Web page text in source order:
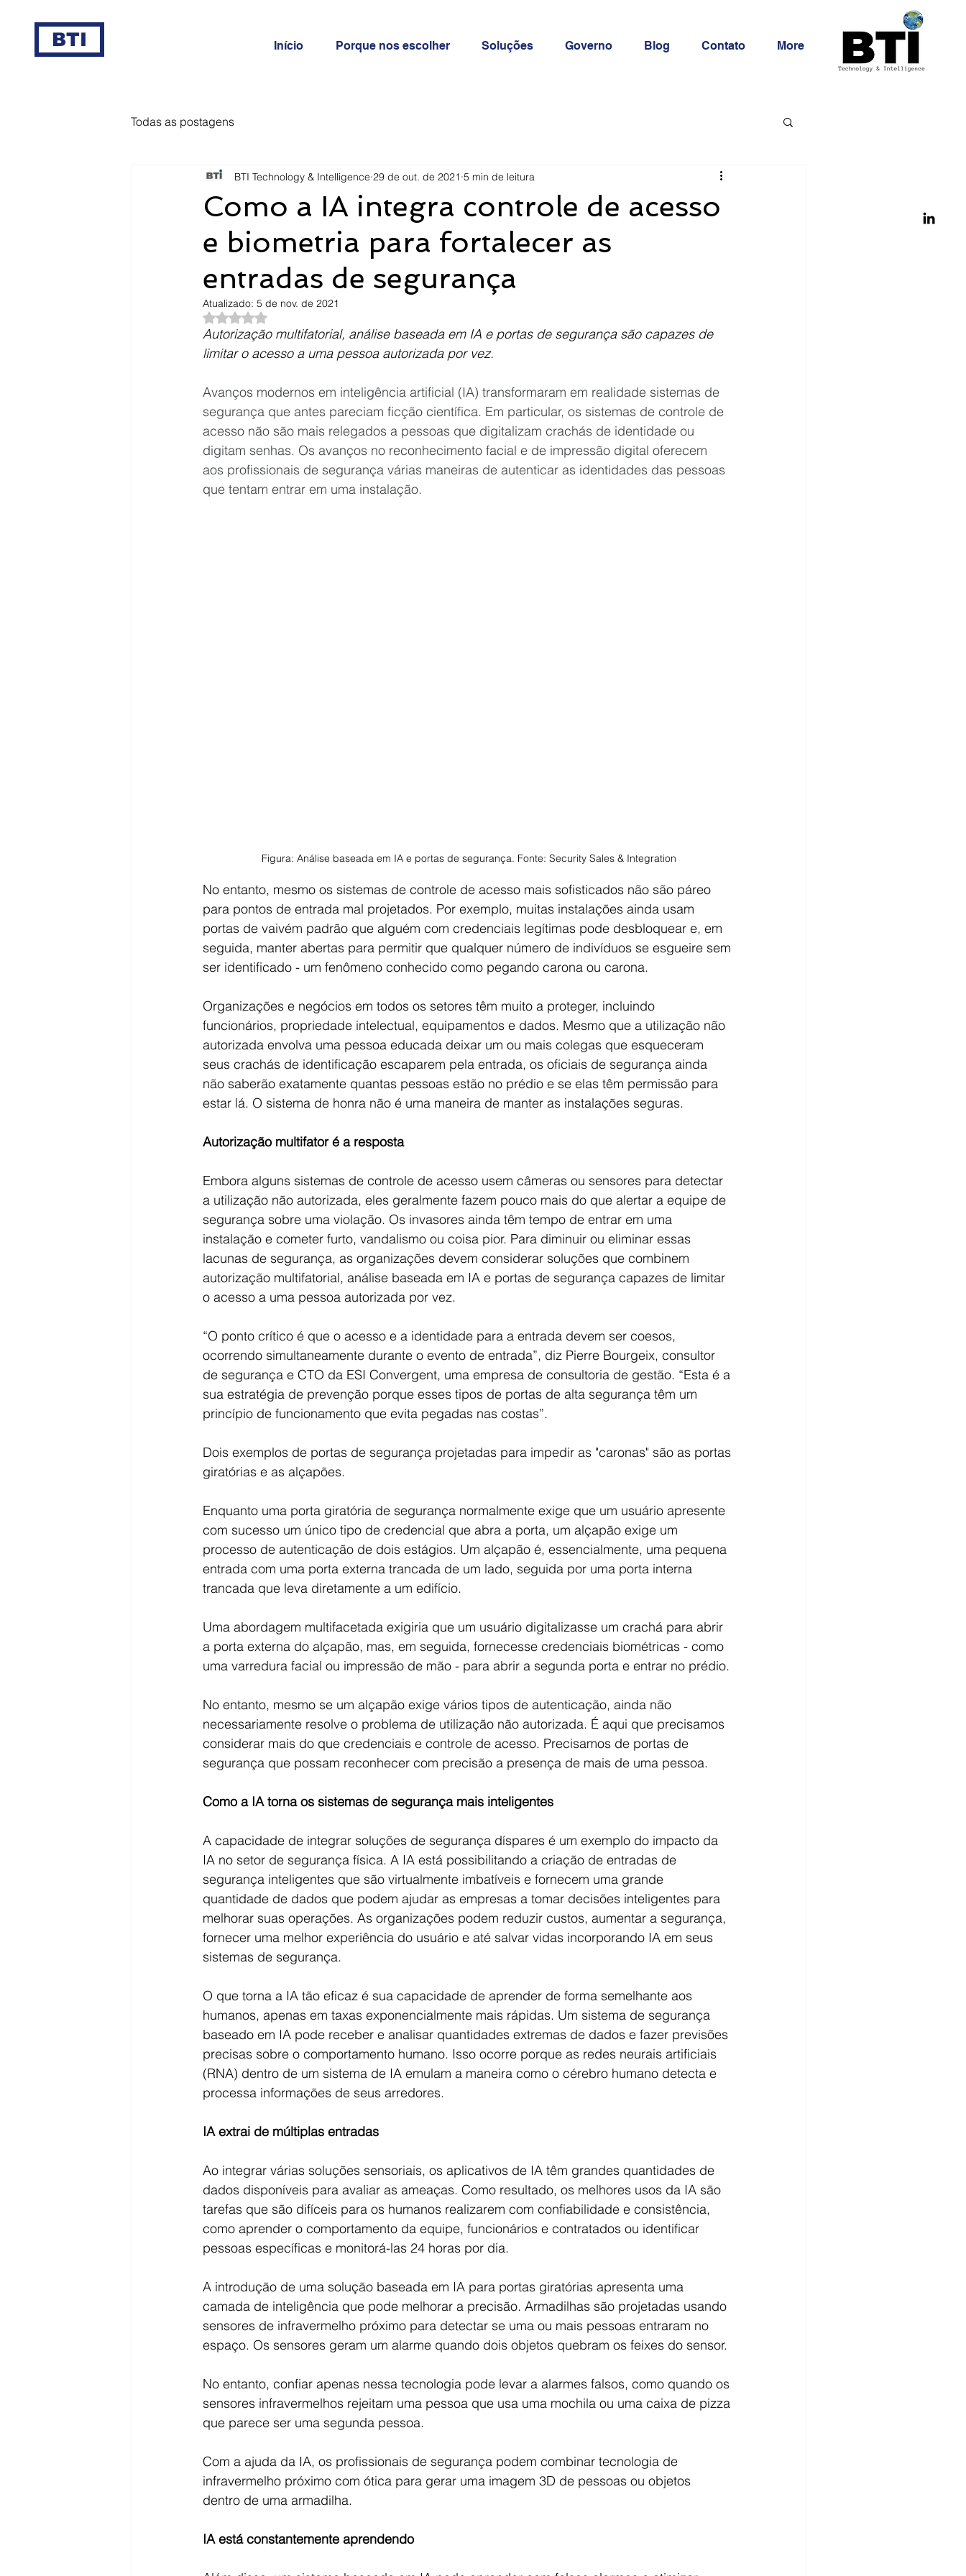
BTI Início Porque nos escolher Soluções Governo Blog Contato More
Todas as postagens
Como a IA integra controle de acesso
e biometria para fortalecer as
entradas de segurança
BTI Technology & Intelligence 29 de out. de 2021 5 min de leitura
Atualizado: 5 de nov. de 2021
Avaliado com NaN de 5 estrelas.
Autorização multifatorial, análise baseada em IA e portas de segurança são capazes de
limitar o acesso a uma pessoa autorizada por vez.
Avanços modernos em inteligência artificial (IA) transformaram em realidade sistemas de
segurança que antes pareciam ficção científica. Em particular, os sistemas de controle de
acesso não são mais relegados a pessoas que digitalizam crachás de identidade ou
digitam senhas. Os avanços no reconhecimento facial e de impressão digital oferecem
aos profissionais de segurança várias maneiras de autenticar as identidades das pessoas
que tentam entrar em uma instalação.
Figura: Análise baseada em IA e portas de segurança. Fonte: Security Sales & Integration
No entanto, mesmo os sistemas de controle de acesso mais sofisticados não são páreo
para pontos de entrada mal projetados. Por exemplo, muitas instalações ainda usam
portas de vaivém padrão que alguém com credenciais legítimas pode desbloquear e, em
seguida, manter abertas para permitir que qualquer número de indivíduos se esgueire sem
ser identificado - um fenômeno conhecido como pegando carona ou carona.
Organizações e negócios em todos os setores têm muito a proteger, incluindo
funcionários, propriedade intelectual, equipamentos e dados. Mesmo que a utilização não
autorizada envolva uma pessoa educada deixar um ou mais colegas que esqueceram
seus crachás de identificação escaparem pela entrada, os oficiais de segurança ainda
não saberão exatamente quantas pessoas estão no prédio e se elas têm permissão para
estar lá. O sistema de honra não é uma maneira de manter as instalações seguras.
Autorização multifator é a resposta
Embora alguns sistemas de controle de acesso usem câmeras ou sensores para detectar
a utilização não autorizada, eles geralmente fazem pouco mais do que alertar a equipe de
segurança sobre uma violação. Os invasores ainda têm tempo de entrar em uma
instalação e cometer furto, vandalismo ou coisa pior. Para diminuir ou eliminar essas
lacunas de segurança, as organizações devem considerar soluções que combinem
autorização multifatorial, análise baseada em IA e portas de segurança capazes de limitar
o acesso a uma pessoa autorizada por vez.
“O ponto crítico é que o acesso e a identidade para a entrada devem ser coesos,
ocorrendo simultaneamente durante o evento de entrada”, diz Pierre Bourgeix, consultor
de segurança e CTO da ESI Convergent, uma empresa de consultoria de gestão. “Esta é a
sua estratégia de prevenção porque esses tipos de portas de alta segurança têm um
princípio de funcionamento que evita pegadas nas costas”.
Dois exemplos de portas de segurança projetadas para impedir as "caronas" são as portas
giratórias e as alçapões.
Enquanto uma porta giratória de segurança normalmente exige que um usuário apresente
com sucesso um único tipo de credencial que abra a porta, um alçapão exige um
processo de autenticação de dois estágios. Um alçapão é, essencialmente, uma pequena
entrada com uma porta externa trancada de um lado, seguida por uma porta interna
trancada que leva diretamente a um edifício.
Uma abordagem multifacetada exigiria que um usuário digitalizasse um crachá para abrir
a porta externa do alçapão, mas, em seguida, fornecesse credenciais biométricas - como
uma varredura facial ou impressão de mão - para abrir a segunda porta e entrar no prédio.
No entanto, mesmo se um alçapão exige vários tipos de autenticação, ainda não
necessariamente resolve o problema de utilização não autorizada. É aqui que precisamos
considerar mais do que credenciais e controle de acesso. Precisamos de portas de
segurança que possam reconhecer com precisão a presença de mais de uma pessoa.
Como a IA torna os sistemas de segurança mais inteligentes
A capacidade de integrar soluções de segurança díspares é um exemplo do impacto da
IA ​​no setor de segurança física. A IA está possibilitando a criação de entradas de
segurança inteligentes que são virtualmente imbatíveis e fornecem uma grande
quantidade de dados que podem ajudar as empresas a tomar decisões inteligentes para
melhorar suas operações. As organizações podem reduzir custos, aumentar a segurança,
fornecer uma melhor experiência do usuário e até salvar vidas incorporando IA em seus
sistemas de segurança.
O que torna a IA tão eficaz é sua capacidade de aprender de forma semelhante aos
humanos, apenas em taxas exponencialmente mais rápidas. Um sistema de segurança
baseado em IA pode receber e analisar quantidades extremas de dados e fazer previsões
precisas sobre o comportamento humano. Isso ocorre porque as redes neurais artificiais
(RNA) dentro de um sistema de IA emulam a maneira como o cérebro humano detecta e
processa informações de seus arredores.
IA extrai de múltiplas entradas
Ao integrar várias soluções sensoriais, os aplicativos de IA têm grandes quantidades de
dados disponíveis para avaliar as ameaças. Como resultado, os melhores usos da IA ​​são
tarefas que são difíceis para os humanos realizarem com confiabilidade e consistência,
como aprender o comportamento da equipe, funcionários e contratados ou identificar
pessoas específicas e monitorá-las 24 horas por dia.
A introdução de uma solução baseada em IA para portas giratórias apresenta uma
camada de inteligência que pode melhorar a precisão. Armadilhas são projetadas usando
sensores de infravermelho próximo para detectar se uma ou mais pessoas entraram no
espaço. Os sensores geram um alarme quando dois objetos quebram os feixes do sensor.
No entanto, confiar apenas nessa tecnologia pode levar a alarmes falsos, como quando os
sensores infravermelhos rejeitam uma pessoa que usa uma mochila ou uma caixa de pizza
que parece ser uma segunda pessoa.
Com a ajuda da IA, os profissionais de segurança podem combinar tecnologia de
infravermelho próximo com ótica para gerar uma imagem 3D de pessoas ou objetos
dentro de uma armadilha.
IA está constantemente aprendendo